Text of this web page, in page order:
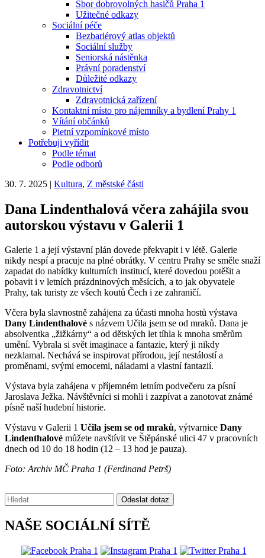
Sbor dobrovolných hasičů Praha 1
Užitečné odkazy
Sociální péče
Bezbariérový atlas objektů
Sociální služby
Seniorská nástěnka
Právní poradenství
Důležité odkazy
Zdravotnictví
Zdravotnická zařízení
Kontaktní místo pro nájemníky a bydlení Prahy 1
Vítání občánků
Pietní vzpomínkové místo
Potřebuji vyřídit
Podle témat
Podle odborů
30. 7. 2025 | Kultura, Z městské části
Dana Lindenthalová včera zahájila svou
autorskou výstavu v Galerii 1
Galerie 1 a její výstavní plán dovede překvapit i v létě. Galerie
nikdy nespí a pracuje na plné obrátky. V centru Prahy se směle snaží
zapadat do nabídky kulturních institucí, které dovedou potěšit a
pobavit i v letních prázdninových měsících, a to jak obyvatele
Prahy, tak turisty ze všech koutů Čech i ze zahraničí.
Včera byla slavnostně zahájena za účasti mnoha hostů výstava
Dany Lindenthalové s názvem Učila jsem se od mraků. Dana je
absolventka „žižkárny“ a od dětských let tíhla k mnoha směrům
umění. Vybrala si svět imaginace a fantazie, který ji nikdy
nezklamal. Nechává se inspirovat přírodou, její nestálostí a
proměnami, svými emocemi, náladami a vlastní fantazií.
Výstava byla zahájena v příjemném letním podvečeru za písní
Jaroslava Ježka. Návštěvníci si mohli i zazpívat a zanotovat známé
písně naší hudební historie.
Výstavu v Galerii 1 Učila jsem se od mraků, výtvarnice Dany
Lindenthalové můžete navštívit ve Štěpánské ulici 47 v pracovních
dnech od 10 do 18 hodin (12 – 13 hod je pauza).
Foto: Archiv MČ Praha 1 (Ferdinand Petrš)
Vyhledávání: Odeslat dotaz
NAŠE SOCIÁLNÍ SÍTĚ